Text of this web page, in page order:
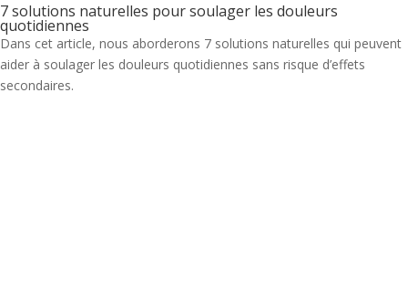
7 solutions naturelles pour soulager les douleurs
quotidiennes
Dans cet article, nous aborderons 7 solutions naturelles qui peuvent
aider à soulager les douleurs quotidiennes sans risque d’effets
secondaires.